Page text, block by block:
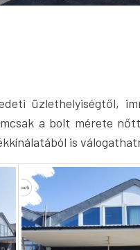
üzlethelyiségtől,
a bolt mérete
is